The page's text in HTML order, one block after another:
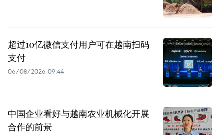
超过10亿微信支付用户可在越南扫码
支付
06/08/2026 09:44
中国企业看好与越南农业机械化开展
合作的前景